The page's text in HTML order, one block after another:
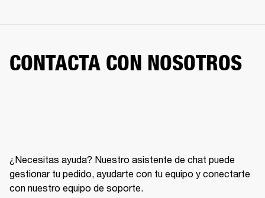
CONTACTA CON NOSOTROS
¿Necesitas ayuda? Nuestro asistente de chat puede
gestionar tu pedido, ayudarte con tu equipo y conectarte
con nuestro equipo de soporte.